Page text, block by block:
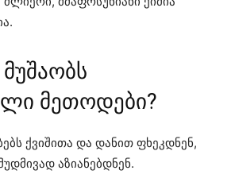
მეთოდები?
ქვიშითა და დანით ფხეკდნენ,
აზიანებდნენ.